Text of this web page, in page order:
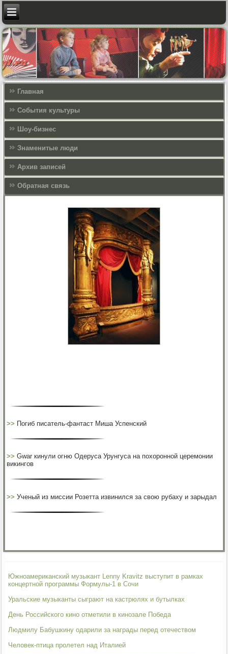
Главная
События культуры
Шоу-бизнес
Знаменитые люди
Архив записей
Обратная связь
>> Погиб писатель-фантаст Миша Успенский
>>Gwar кинули огню Одеруса Урунгуса на похоронной церемонии
викингов
>>Ученый из миссии Розетта извинился за свою рубаху и зарыдал
Южноамериканский музыкант Lenny Kravitz выступит в рамках
концертной программы Формулы-1 в Сочи
Уральские музыканты сыграют на кастрюлях и бутылках
День Российского кино отметили в кинозале Победа
Людмилу Бабушкину одарили за награды перед отечеством
Человек-птица пролетел над Италией